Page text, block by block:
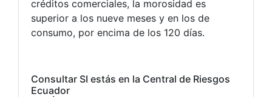
créditos comerciales, la morosidad es
superior a los nueve meses y en los de
consumo, por encima de los 120 días.
Consultar SI estás en la Central de Riesgos
Ecuador